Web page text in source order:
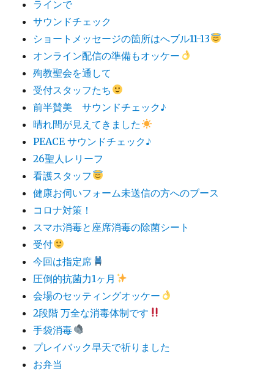
ラインで
サウンドチェック
ショートメッセージの箇所はへブル11-13
オンライン配信の準備もオッケー
殉教聖会を通して
受付スタッフたち
前半賛美 サウンドチェック♪
晴れ間が見えてきました
PEACE サウンドチェック♪
26聖人レリーフ
看護スタッフ
健康お伺いフォーム未送信の方へのブース
コロナ対策！
スマホ消毒と座席消毒の除菌シート
受付
今回は指定席
圧倒的抗菌力1ヶ月
会場のセッティングオッケー
2段階 万全な消毒体制です
手袋消毒
プレイバック早天で祈りました
お弁当